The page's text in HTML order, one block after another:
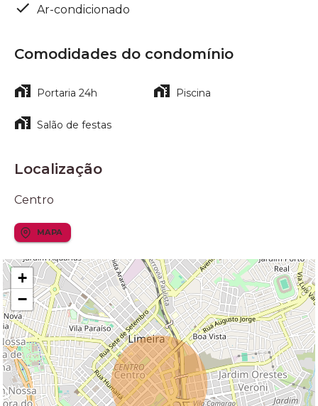
Ar-condicionado
Comodidades do condomínio
Portaria 24h Piscina
Salão de festas
Localização
Centro
MAPA
+
−